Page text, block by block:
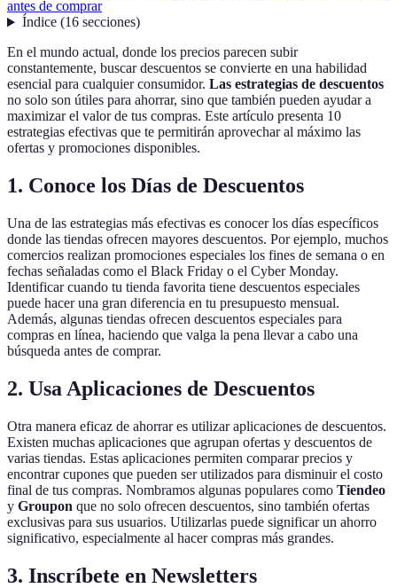
antes de comprar
Índice(16 secciones)
En el mundo actual, donde los precios parecen subir
constantemente, buscar descuentos se convierte en una habilidad
esencial para cualquier consumidor. Las estrategias de descuentos
no solo son útiles para ahorrar, sino que también pueden ayudar a
maximizar el valor de tus compras. Este artículo presenta 10
estrategias efectivas que te permitirán aprovechar al máximo las
ofertas y promociones disponibles.
1. Conoce los Días de Descuentos
Una de las estrategias más efectivas es conocer los días específicos
donde las tiendas ofrecen mayores descuentos. Por ejemplo, muchos
comercios realizan promociones especiales los fines de semana o en
fechas señaladas como el Black Friday o el Cyber Monday.
Identificar cuando tu tienda favorita tiene descuentos especiales
puede hacer una gran diferencia en tu presupuesto mensual.
Además, algunas tiendas ofrecen descuentos especiales para
compras en línea, haciendo que valga la pena llevar a cabo una
búsqueda antes de comprar.
2. Usa Aplicaciones de Descuentos
Otra manera eficaz de ahorrar es utilizar aplicaciones de descuentos.
Existen muchas aplicaciones que agrupan ofertas y descuentos de
varias tiendas. Estas aplicaciones permiten comparar precios y
encontrar cupones que pueden ser utilizados para disminuir el costo
final de tus compras. Nombramos algunas populares como Tiendeo
y Groupon que no solo ofrecen descuentos, sino también ofertas
exclusivas para sus usuarios. Utilizarlas puede significar un ahorro
significativo, especialmente al hacer compras más grandes.
3. Inscríbete en Newsletters